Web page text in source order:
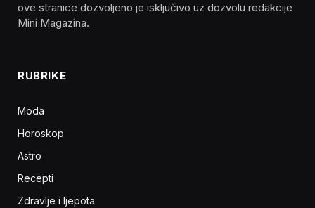
ove stranice dozvoljeno je isključivo uz dozvolu redakcije
Mini Magazina.
RUBRIKE
Moda
Horoskop
Astro
Recepti
Zdravlje i ljepota